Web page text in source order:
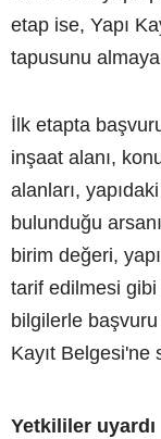
etap ise, Yapı
tapusunu
İlk etapta
inşaat alanı,
alanları,
bulunduğu
birim değeri, yapı
tarif edilmesi
bilgilerle
Kayıt Belgesi'ne
Yetkililer uyardı